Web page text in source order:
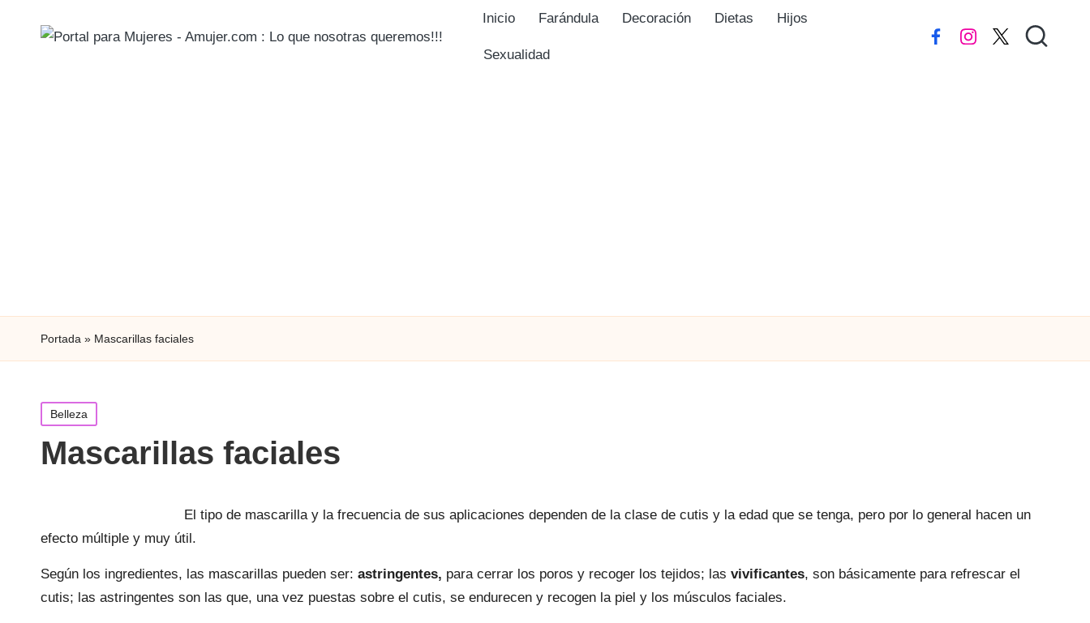
Inicio Farándula Decoración Dietas Hijos
Sexualidad
FacebookinstagramTwitter
Portada » Mascarillas faciales
Publicada
en
Belleza
Mascarillas faciales
El tipo de mascarilla y la frecuencia de sus aplicaciones dependen de la clase de cutis y la edad que se tenga, pero por lo general hacen un
efecto múltiple y muy útil.
Según los ingredientes, las mascarillas pueden ser: astringentes, para cerrar los poros y recoger los tejidos; las vivificantes, son básicamente para refrescar el
cutis; las astringentes son las que, una vez puestas sobre el cutis, se endurecen y recogen la piel y los músculos faciales.